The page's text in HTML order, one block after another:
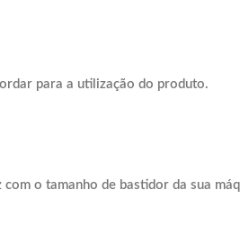
para a utilização do produto.
o tamanho de bastidor da sua